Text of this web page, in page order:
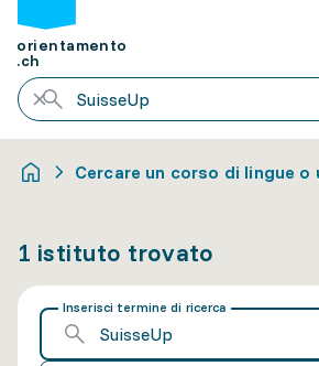
orientamento
.ch
Cercare un corso di lingue
1 istituto trovato
Inserisci termine di ricerca